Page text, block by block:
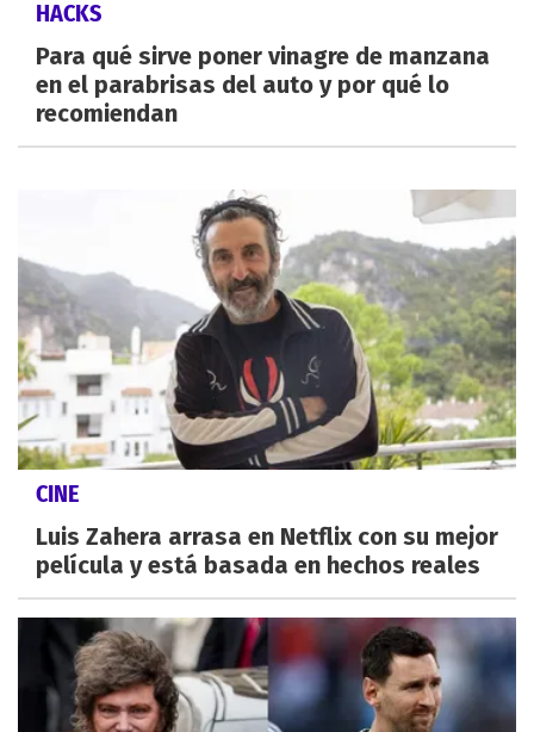
HACKS
Para qué sirve poner vinagre de manzana
en el parabrisas del auto y por qué lo
recomiendan
CINE
Luis Zahera arrasa en Netflix con su mejor
película y está basada en hechos reales